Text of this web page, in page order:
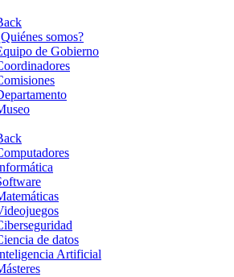
somos?
de Gobierno
de datos
Artificial